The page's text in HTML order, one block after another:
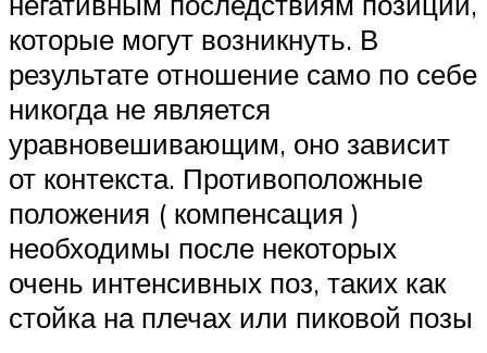
которые могут возникнуть. В
результате отношение само по себе
никогда не является
уравновешивающим, оно зависит
от контекста. Противоположные
положения ( компенсация )
необходимы после некоторых
очень интенсивных поз, таких как
стойка на плечах или пиковой позы